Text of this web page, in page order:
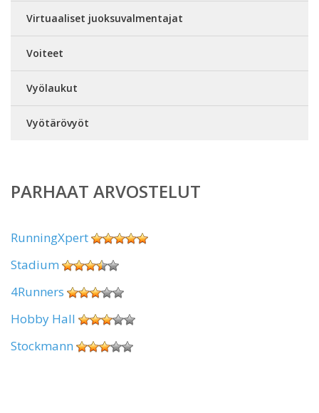
Virtuaaliset juoksuvalmentajat
Voiteet
Vyölaukut
Vyötärövyöt
PARHAAT ARVOSTELUT
RunningXpert
Stadium
4Runners
Hobby Hall
Stockmann